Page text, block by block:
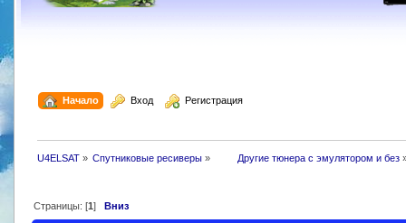
Начало Вход Регистрация
U4ELSAT» Cпутниковые ресиверы » Другие тюнера с эмулятором и без
Страницы: [1] Вниз